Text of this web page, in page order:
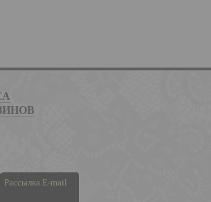
Рассылка E-mail